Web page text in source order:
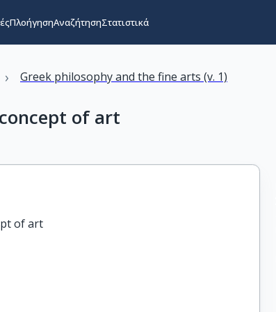
ΠλοήγησηΑναζήτησηΣτατιστικά
› Greek philosophy and the fine arts (v. 1)
of art
of art